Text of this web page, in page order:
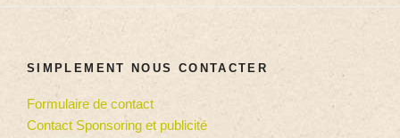
SIMPLEMENT NOUS CONTACTER
Formulaire de contact
Contact Sponsoring et publicité